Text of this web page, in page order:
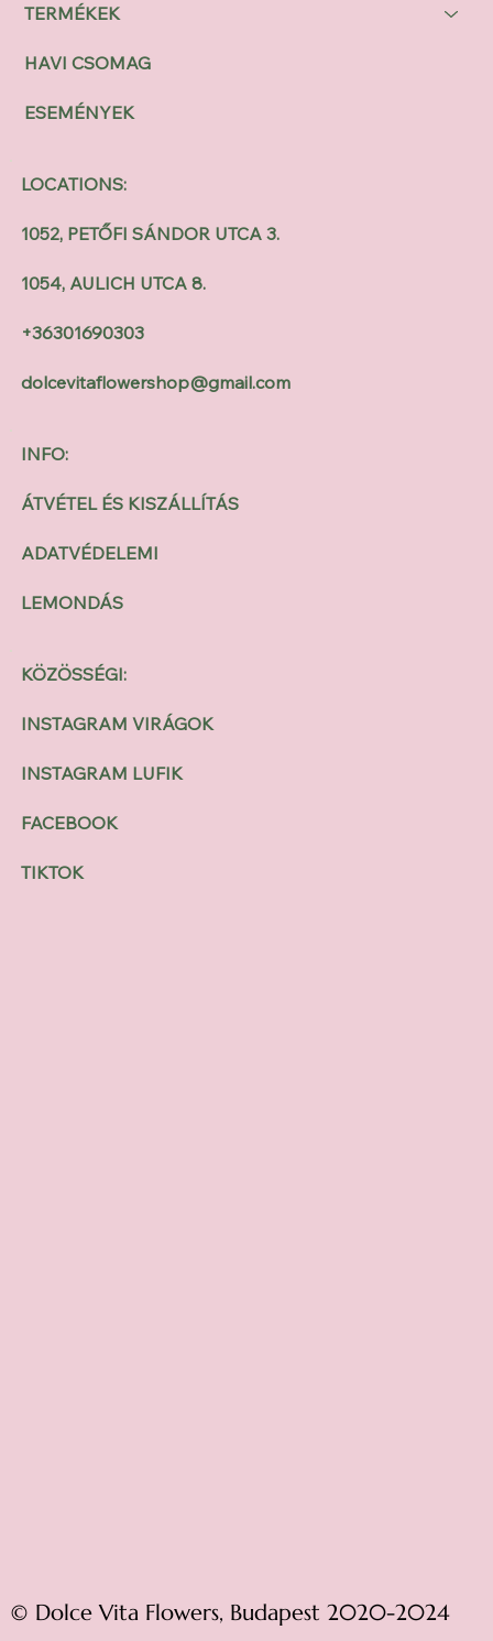
TERMÉKEK
HAVI CSOMAG
ESEMÉNYEK
INFO:
ÁTVÉTEL ÉS KISZÁLLÍTÁS
ADATVÉDELEMI
LEMONDÁS
KÖZÖSSÉGI:
INSTAGRAM VIRÁGOK
INSTAGRAM LUFIK
FACEBOOK
TIKTOK
LOCATIONS:
1052, PETŐFI SÁNDOR UTCA 3.
1054, AULICH UTCA 8.
+36301690303
dolcevitaflowershop@gmail.com
© Dolce Vita Flowers, Budapest 2020-2024